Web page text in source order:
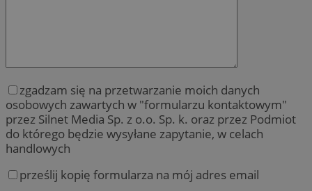
zgadzam się na przetwarzanie moich danych
osobowych zawartych w "formularzu kontaktowym"
przez Silnet Media Sp. z o.o. Sp. k. oraz przez Podmiot
do którego będzie wysyłane zapytanie, w celach
handlowych
prześlij kopię formularza na mój adres email